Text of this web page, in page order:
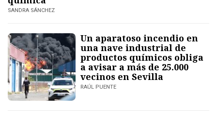
SANDRA SÁNCHEZ
Un aparatoso incendio en
una nave industrial de
productos químicos obliga
a avisar a más de 25.000
vecinos en Sevilla
RAÚL PUENTE